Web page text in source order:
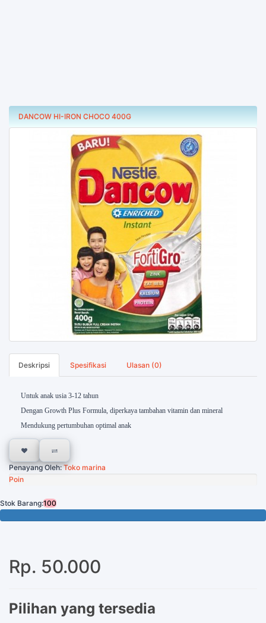
DANCOW HI-IRON CHOCO 400G
Deskripsi Spesifikasi Ulasan (0)
Untuk anak usia 3-12 tahun
Dengan Growth Plus Formula, diperkaya tambahan vitamin dan mineral
Mendukung pertumbuhan optimal anak
Penayang Oleh:Toko marina
Poin
Stok Barang:100
Rp. 50.000
Pilihan yang tersedia